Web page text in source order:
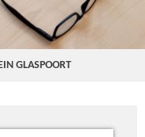
GLASPOORT